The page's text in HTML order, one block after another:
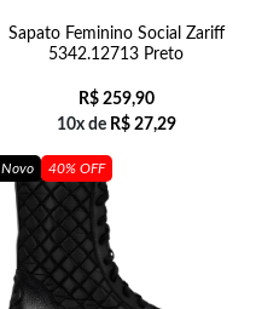
Sapato Feminino Social Zariff
5342.12713 Preto
R$259,90
10x de R$27,29
Novo 40% OFF